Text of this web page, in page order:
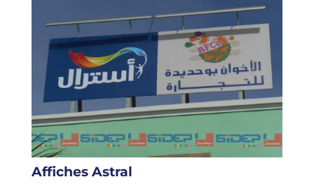
Affiches Astral